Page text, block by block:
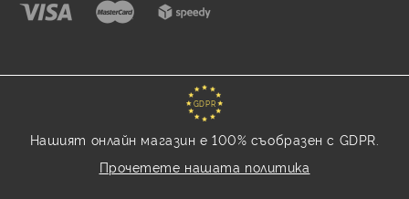
GDPR
Нашият онлайн магазин е 100% съобразен с GDPR.
Прочетете нашата политика